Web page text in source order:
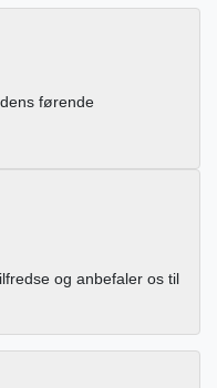
førende
og anbefaler os til